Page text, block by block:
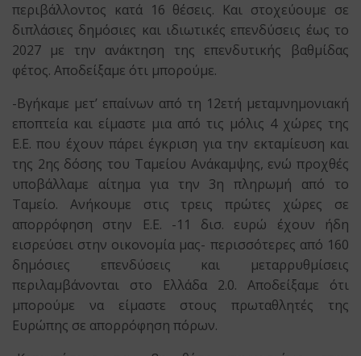
περιβάλλοντος κατά 16 θέσεις. Και στοχεύουμε σε
διπλάσιες δημόσιες και ιδιωτικές επενδύσεις έως το
2027 με την ανάκτηση της επενδυτικής βαθμίδας
φέτος. Αποδείξαμε ότι μπορούμε.
-Βγήκαμε μετ’ επαίνων από τη 12ετή μεταμνημονιακή
εποπτεία και είμαστε μια από τις μόλις 4 χώρες της
Ε.Ε. που έχουν πάρει έγκριση για την εκταμίευση και
της 2ης δόσης του Ταμείου Ανάκαμψης, ενώ προχθές
υποβάλλαμε αίτημα για την 3η πληρωμή από το
Ταμείο. Ανήκουμε στις τρεις πρώτες χώρες σε
απορρόφηση στην Ε.Ε. -11 δισ. ευρώ έχουν ήδη
εισρεύσει στην οικονομία μας- περισσότερες από 160
δημόσιες επενδύσεις και μεταρρυθμίσεις
περιλαμβάνονται στο Ελλάδα 2.0. Αποδείξαμε ότι
μπορούμε να είμαστε στους πρωταθλητές της
Ευρώπης σε απορρόφηση πόρων.